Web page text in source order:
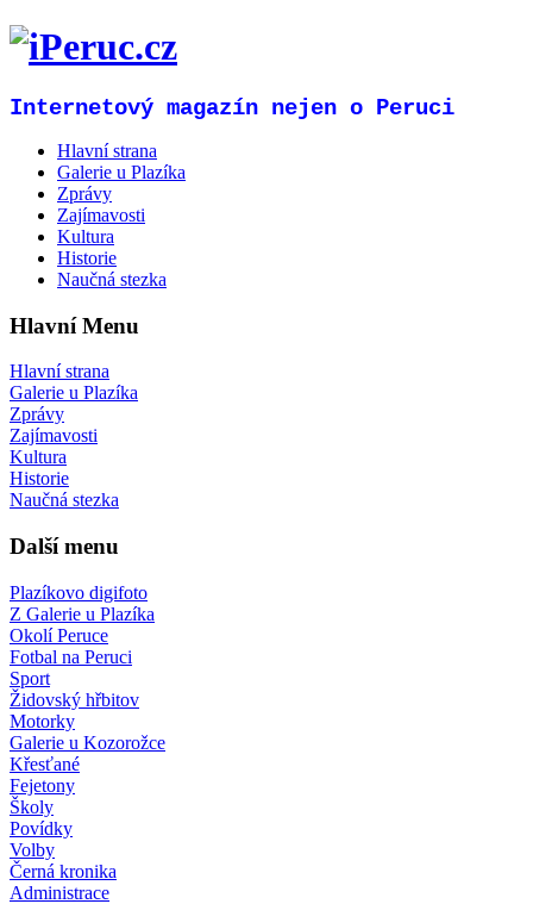
Internetový magazín nejen o Peruci
Hlavní strana
Galerie u Plazíka
Zprávy
Zajímavosti
Kultura
Historie
Naučná stezka
Hlavní Menu
Hlavní strana
Galerie u Plazíka
Zprávy
Zajímavosti
Kultura
Historie
Naučná stezka
Další menu
Plazíkovo digifoto
Z Galerie u Plazíka
Okolí Peruce
Fotbal na Peruci
Sport
Židovský hřbitov
Motorky
Galerie u Kozorožce
Křesťané
Fejetony
Školy
Povídky
Volby
Černá kronika
Administrace